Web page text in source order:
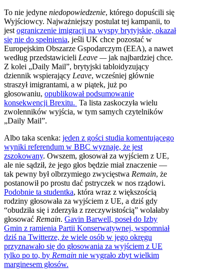
To nie jedyne niedopowiedzenie, którego dopuścili się
Wyjściowcy. Najważniejszy postulat tej kampanii, to
jest ograniczenie imigracji na wyspy brytyjskie, okazał
się nie do spełnienia, jeśli UK chce pozostać w
Europejskim Obszarze Gspodarczym (EEA), a nawet
według przedstawicieli Leave —jak najbardziej chce.
Z kolei „Daily Mail”, brytyjski tabloidyzujący
dziennik wspierający Leave, wcześniej głównie
straszył imigrantami, a w piątek, już po
głosowaniu, opublikował podsumowanie
konsekwencji Brexitu. Ta lista zaskoczyła wielu
zwolenników wyjścia, w tym samych czytelników
„Daily Mail”.
Albo taka scenka: jeden z gości studia komentującego
wyniki referendum w BBC wyznaje, że jest
zszokowany. Owszem, głosował za wyjściem z UE,
ale nie sądził, że jego głos będzie miał znaczenie —
tak pewny był olbrzymiego zwycięstwa Remain, że
postanowił po prostu dać pstryczek w nos rządowi.
Podobnie ta studentka, która wraz z większością
rodziny głosowała za wyjściem z UE, a dziś gdy
“obudziła się i zderzyła z rzeczywistością” wolałaby
głosować Remain. Gavin Barwell, poseł do Izby
Gmin z ramienia Partii Konserwatywnej, wspomniał
dziś na Twitterze, że wiele osób w jego okręgu
przyznawało się do głosowania za wyjściem z UE
tylko po to, by Remain nie wygrało zbyt wielkim
marginesem głosów.